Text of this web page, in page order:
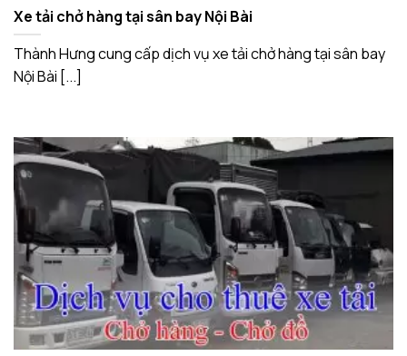
Xe tải chở hàng tại sân bay Nội Bài
Thành Hưng cung cấp dịch vụ xe tải chở hàng tại sân bay
Nội Bài [...]